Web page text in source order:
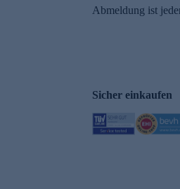
Abmeldung ist
Sicher einkaufen